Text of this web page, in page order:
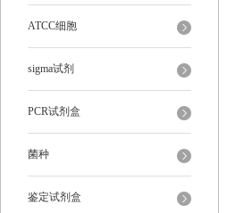
ATCC细胞
sigma试剂
PCR试剂盒
菌种
鉴定试剂盒